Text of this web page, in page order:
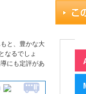
と、豊かな大
なるでしょ
にも定評があ